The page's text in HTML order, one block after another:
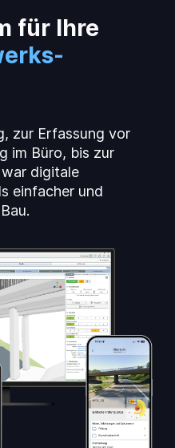
für Ihre
zur Erfassung vor
im Büro, bis zur
digitale
einfacher und
.